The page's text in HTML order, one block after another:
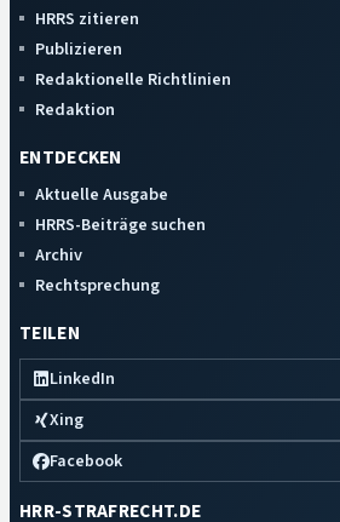
HRRS zitieren
Publizieren
Redaktionelle Richtlinien
Redaktion
ENTDECKEN
Aktuelle Ausgabe
HRRS-Beiträge suchen
Archiv
Rechtsprechung
TEILEN
LinkedIn
Xing
Facebook
HRR-STRAFRECHT.DE